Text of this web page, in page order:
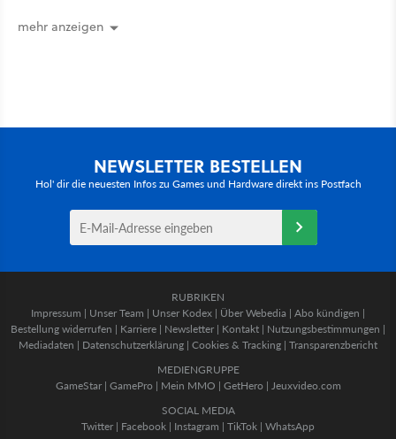
mehr anzeigen
NEWSLETTER BESTELLEN
Hol' dir die neuesten Infos zu Games und Hardware direkt ins Postfach
RUBRIKEN
Impressum | Unser Team | Unser Kodex | Über Webedia | Abo kündigen |
Bestellung widerrufen | Karriere | Newsletter | Kontakt | Nutzungsbestimmungen |
Mediadaten | Datenschutzerklärung | Cookies & Tracking | Transparenzbericht
MEDIENGRUPPE
GameStar| GamePro | Mein MMO | GetHero | Jeuxvideo.com
SOCIAL MEDIA
Twitter | Facebook | Instagram | TikTok | WhatsApp